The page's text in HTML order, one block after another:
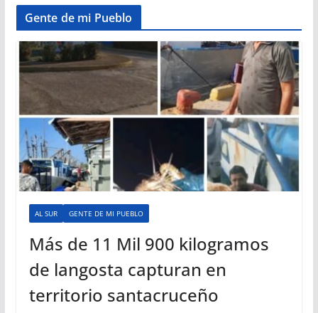
Gente de mi Pueblo
AL SUR GENTE DE MI PUEBLO
Más de 11 Mil 900 kilogramos
de langosta capturan en
territorio santacruceño